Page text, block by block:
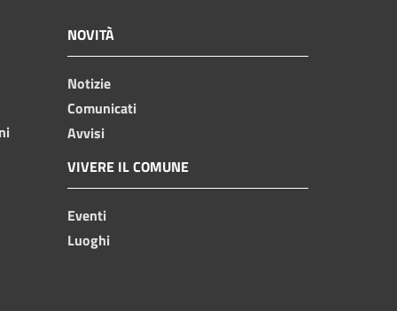
NOVITÀ
Notizie
Comunicati
Avvisi
VIVERE IL COMUNE
Eventi
Luoghi